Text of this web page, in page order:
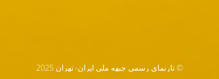
© تارنماي رسمي جبهه ملي ايران- تهران 2025